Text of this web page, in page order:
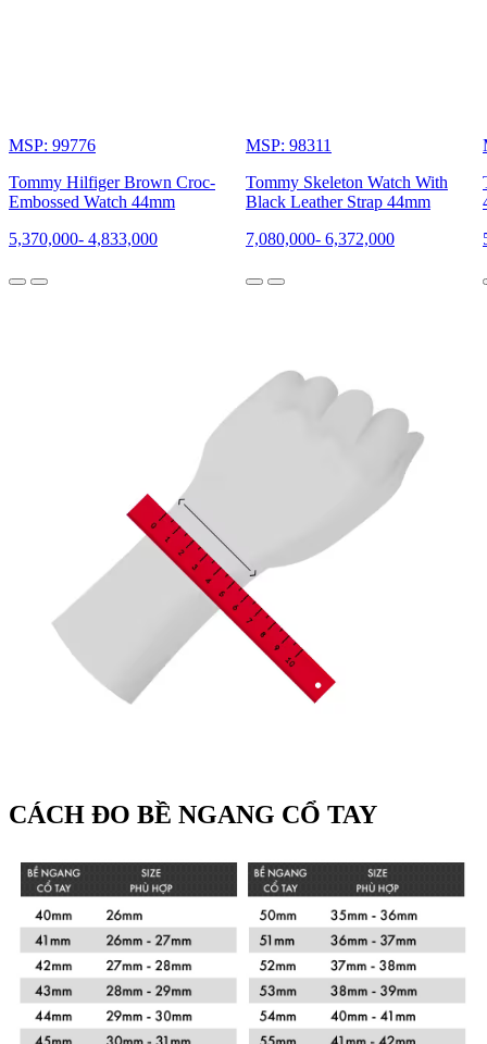
MSP: 99776
Tommy Hilfiger Brown Croc-
Embossed Watch 44mm
5,370,000- 4,833,000
MSP: 98311
Tommy Skeleton Watch With
Black Leather Strap 44mm
7,080,000- 6,372,000
CÁCH ĐO BỀ NGANG CỔ TAY